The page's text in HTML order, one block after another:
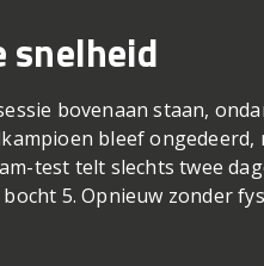
snelheid
bovenaan staan,
bleef
test telt slechts twee
5. Opnieuw zonder